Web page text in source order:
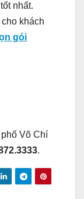
nhất.
khách
gói
Võ Chí
.